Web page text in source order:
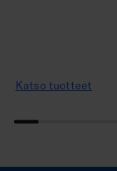
Katso tuotteet